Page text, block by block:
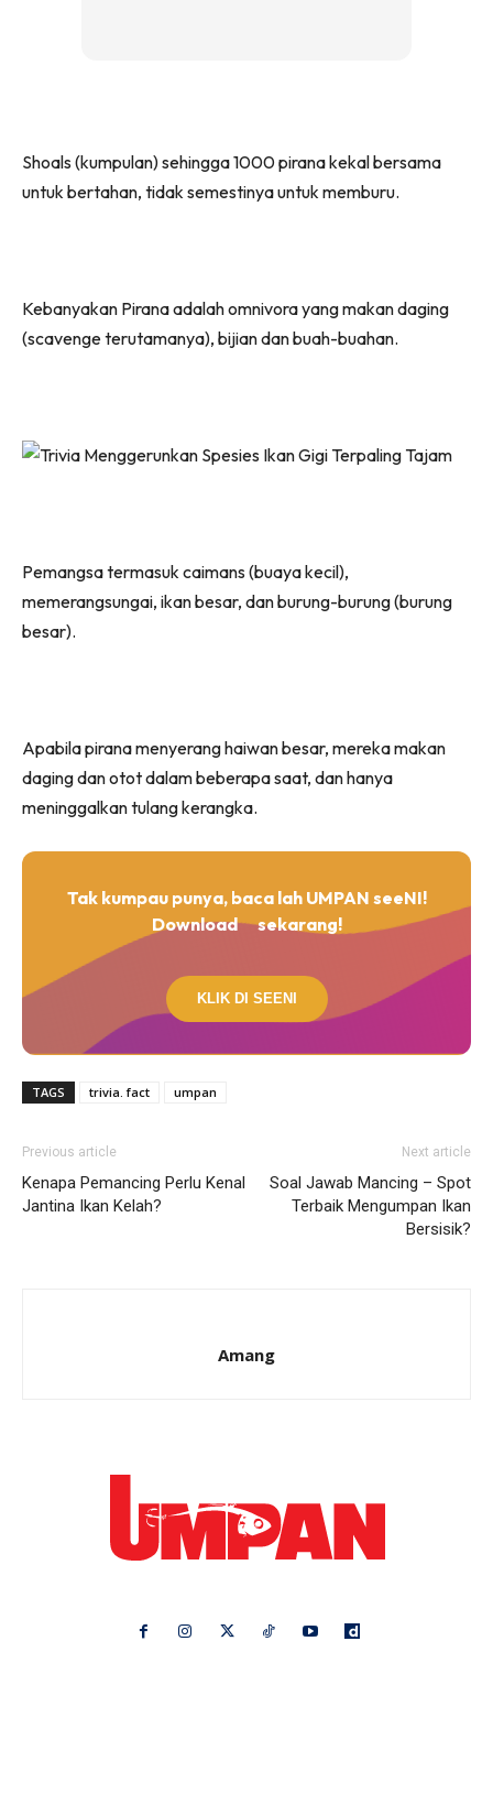
Shoals (kumpulan) sehingga 1000 pirana kekal bersama
untuk bertahan, tidak semestinya untuk memburu.
Kebanyakan Pirana adalah omnivora yang makan daging
(scavenge terutamanya), bijian dan buah-buahan.
Pemangsa termasuk caimans (buaya kecil),
memerangsungai, ikan besar, dan burung-burung (burung
besar).
Apabila pirana menyerang haiwan besar, mereka makan
daging dan otot dalam beberapa saat, dan hanya
meninggalkan tulang kerangka.
Tak kumpau punya, baca lah UMPAN seeNI!
Download
sekarang!
KLIK DI SEENI
TAGS trivia. fact umpan
Previous article
Kenapa Pemancing Perlu Kenal
Jantina Ikan Kelah?
Next article
Soal Jawab Mancing – Spot
Terbaik Mengumpan Ikan
Bersisik?
Amang